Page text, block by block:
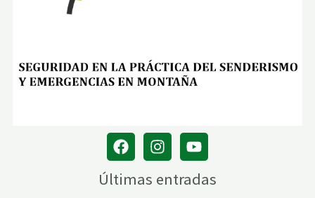
S
D
E
Últimas entradas